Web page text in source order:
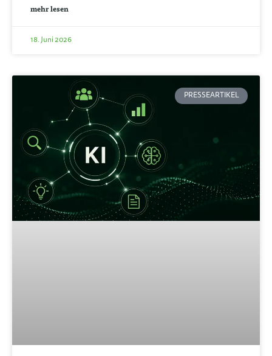
mehr lesen
18. Juni 2026
PRESSEARTIKEL